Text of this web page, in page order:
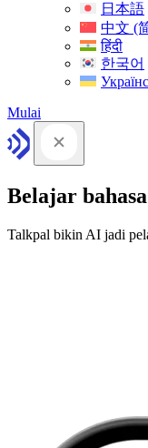
日本語
中文 (
हिंदी
한국어
Mulai
Belajar
Talkpal bikin AI jadi